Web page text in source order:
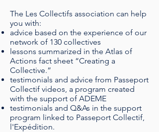
The Les Collectifs association can help
you with:
advice based on the experience of our
network of 130 collectives
lessons summarized in the Atlas of
Actions fact sheet “Creating a
Collective.”
testimonials and advice from Passeport
Collectif videos, a program created
with the support of ADEME
testimonials and Q&As in the support
program linked to Passeport Collectif,
l'Expédition.